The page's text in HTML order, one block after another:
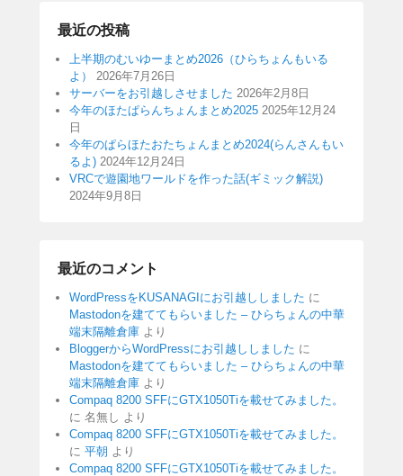
最近の投稿
上半期のむいゆーまとめ2026（ひらちょんもいる
よ）
2026年7月26日
サーバーをお引越しさせました 2026年2月8日
今年のほたぱらんちょんまとめ2025 2025年12月24
日
今年のぱらほたおたちょんまとめ2024(らんさんもい
るよ) 2024年12月24日
VRCで遊園地ワールドを作った話(ギミック解説)
2024年9月8日
最近のコメント
WordPressをKUSANAGIにお引越ししました に
Mastodonを建ててもらいました – ひらちょんの中華
端末隔離倉庫 より
BloggerからWordPressにお引越ししました に
Mastodonを建ててもらいました – ひらちょんの中華
端末隔離倉庫 より
Compaq 8200 SFFにGTX1050Tiを載せてみました。
に 名無し より
Compaq 8200 SFFにGTX1050Tiを載せてみました。
に 平朝 より
Compaq 8200 SFFにGTX1050Tiを載せてみました。